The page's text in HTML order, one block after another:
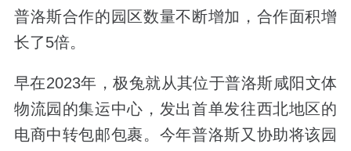
普洛斯合作的园区数量不断增加，合作面积增
长了5倍。
早在2023年，极兔就从其位于普洛斯咸阳文体
物流园的集运中心，发出首单发往西北地区的
电商中转包邮包裹。今年普洛斯又协助将该园